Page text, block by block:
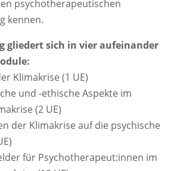
psychotherapeutischen
kennen.
gliedert sich in vier aufeinander
Klimakrise (1 UE)
und -ethische Aspekte im
(2 UE)
der Klimakrise auf die psychische
für Psychotherapeut:innen im